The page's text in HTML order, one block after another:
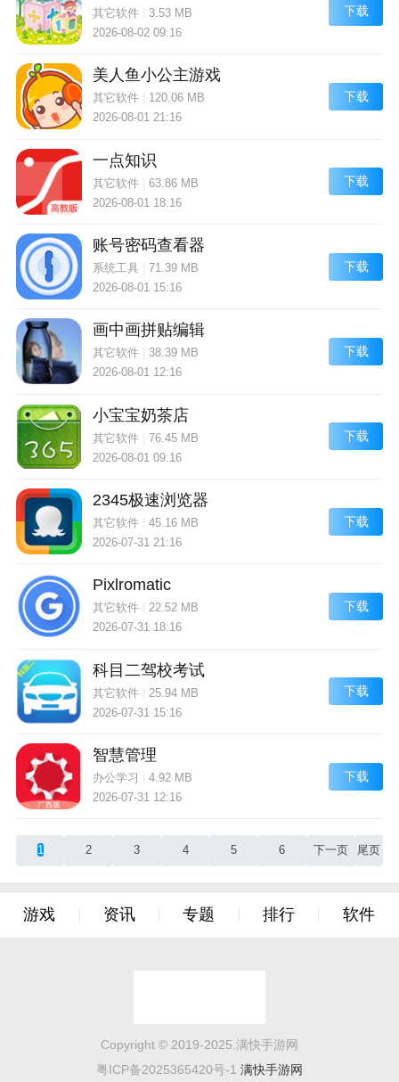
其它软件| 3.53 MB
2026-08-02 09:16
下载
美人鱼小公主游戏
其它软件| 120.06 MB
2026-08-01 21:16
下载
一点知识
其它软件| 63.86 MB
2026-08-01 18:16
下载
账号密码查看器
系统工具| 71.39 MB
2026-08-01 15:16
下载
画中画拼贴编辑
其它软件| 38.39 MB
2026-08-01 12:16
下载
小宝宝奶茶店
其它软件| 76.45 MB
2026-08-01 09:16
下载
2345极速浏览器
其它软件| 45.16 MB
2026-07-31 21:16
下载
Pixlromatic
其它软件| 22.52 MB
2026-07-31 18:16
下载
科目二驾校考试
其它软件| 25.94 MB
2026-07-31 15:16
下载
智慧管理
办公学习
4.92 MB
2026-07-31 12:16
下载
1 2 3 4 5 6 下一页 尾页
游戏 资讯 专题 排行 软件
Copyright © 2019-2025.满快手游网
粤ICP备2025365420号-1 满快手游网